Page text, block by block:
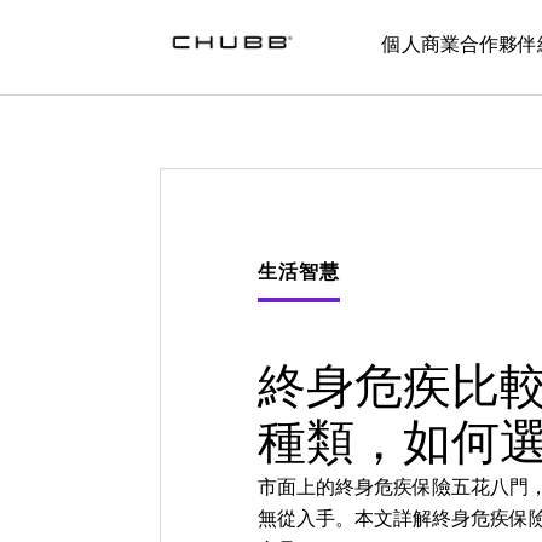
個人 商業合作夥伴
生活智慧
終身危疾比
種類，如何
市面上的終身危疾保險五花八門
無從入手。本文詳解終身危疾保